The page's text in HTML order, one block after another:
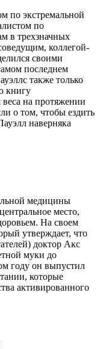
по экстремальной
по
в трехзначных
коллегой-
своими
последнем
также только
книгу
на протяжении
о том, чтобы ездить
наверняка
медицины
место,
На своем
утверждает, что
доктор Акс
муки до
году он выпустил
которые
активированного